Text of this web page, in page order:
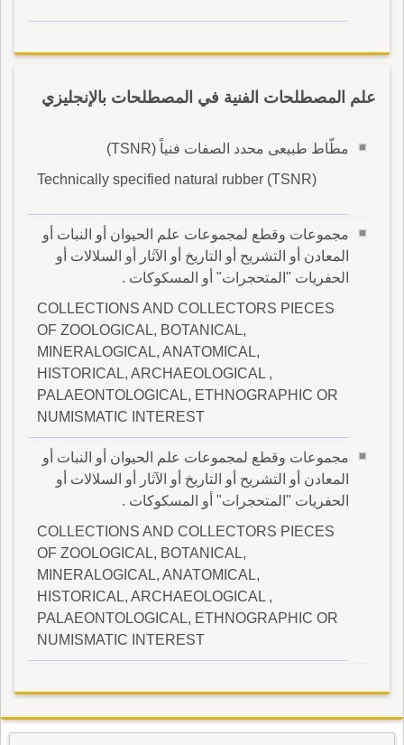
علم المصطلحات الفنية في المصطلحات بالإنجليزي
مطّاط طبيعى محدد الصفات فنياً (TSNR)
Technically specified natural rubber (TSNR)
مجموعات وقطع لمجموعات علم الحيوان أو النبات أو
المعادن أو التشريح أو التاريخ أو الآثار أو السلالات أو
الحفريات "المتحجرات" أو المسكوكات .
COLLECTIONS AND COLLECTORS PIECES
OF ZOOLOGICAL, BOTANICAL,
MINERALOGICAL, ANATOMICAL,
HISTORICAL, ARCHAEOLOGICAL ,
PALAEONTOLOGICAL, ETHNOGRAPHIC OR
NUMISMATIC INTEREST
مجموعات وقطع لمجموعات علم الحيوان أو النبات أو
المعادن أو التشريح أو التاريخ أو الآثار أو السلالات أو
الحفريات "المتحجرات" أو المسكوكات .
COLLECTIONS AND COLLECTORS PIECES
OF ZOOLOGICAL, BOTANICAL,
MINERALOGICAL, ANATOMICAL,
HISTORICAL, ARCHAEOLOGICAL ,
PALAEONTOLOGICAL, ETHNOGRAPHIC OR
NUMISMATIC INTEREST